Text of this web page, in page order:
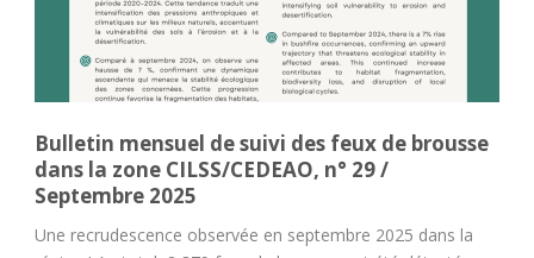
Bulletin mensuel de suivi des feux de brousse
dans la zone CILSS/CEDEAО, n° 29 /
Septembre 2025
Une recrudescence observée en septembre 2025 dans la